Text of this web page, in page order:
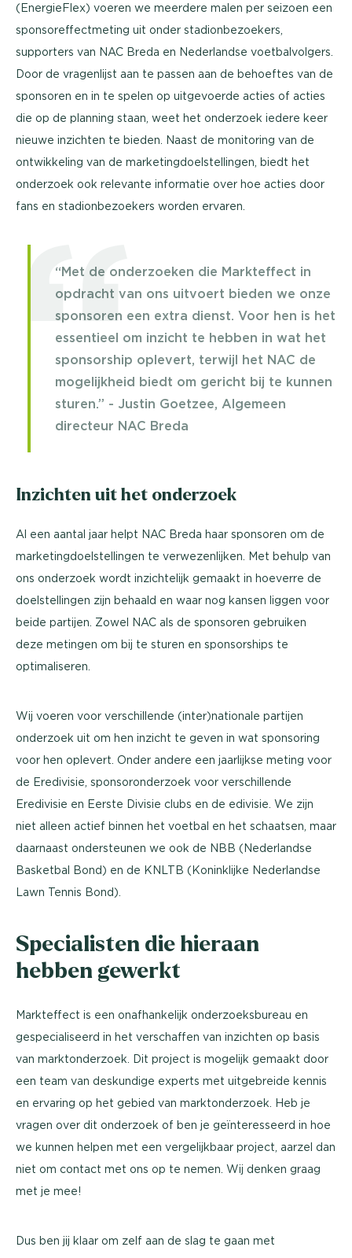
(EnergieFlex) voeren we meerdere malen per seizoen een
sponsoreffectmeting uit onder stadionbezoekers,
supporters van NAC Breda en Nederlandse voetbalvolgers.
Door de vragenlijst aan te passen aan de behoeftes van de
sponsoren en in te spelen op uitgevoerde acties of acties
die op de planning staan, weet het onderzoek iedere keer
nieuwe inzichten te bieden. Naast de monitoring van de
ontwikkeling van de marketingdoelstellingen, biedt het
onderzoek ook relevante informatie over hoe acties door
fans en stadionbezoekers worden ervaren.
“Met de onderzoeken die Markteffect in
opdracht van ons uitvoert bieden we onze
sponsoren een extra dienst. Voor hen is het
essentieel om inzicht te hebben in wat het
sponsorship oplevert, terwijl het NAC de
mogelijkheid biedt om gericht bij te kunnen
sturen.’’ - Justin Goetzee, Algemeen
directeur NAC Breda
Inzichten uit het onderzoek
Al een aantal jaar helpt NAC Breda haar sponsoren om de
marketingdoelstellingen te verwezenlijken. Met behulp van
ons onderzoek wordt inzichtelijk gemaakt in hoeverre de
doelstellingen zijn behaald en waar nog kansen liggen voor
beide partijen. Zowel NAC als de sponsoren gebruiken
deze metingen om bij te sturen en sponsorships te
optimaliseren.
Wij voeren voor verschillende (inter)nationale partijen
onderzoek uit om hen inzicht te geven in wat sponsoring
voor hen oplevert. Onder andere een jaarlijkse meting voor
de Eredivisie, sponsoronderzoek voor verschillende
Eredivisie en Eerste Divisie clubs en de edivisie. We zijn
niet alleen actief binnen het voetbal en het schaatsen, maar
daarnaast ondersteunen we ook de NBB (Nederlandse
Basketbal Bond) en de KNLTB (Koninklijke Nederlandse
Lawn Tennis Bond).
Specialisten die hieraan
hebben gewerkt
Markteffect is een onafhankelijk onderzoeksbureau en
gespecialiseerd in het verschaffen van inzichten op basis
van marktonderzoek. Dit project is mogelijk gemaakt door
een team van deskundige experts met uitgebreide kennis
en ervaring op het gebied van marktonderzoek. Heb je
vragen over dit onderzoek of ben je geïnteresseerd in hoe
we kunnen helpen met een vergelijkbaar project, aarzel dan
niet om contact met ons op te nemen. Wij denken graag
met je mee!
Dus ben jij klaar om zelf aan de slag te gaan met